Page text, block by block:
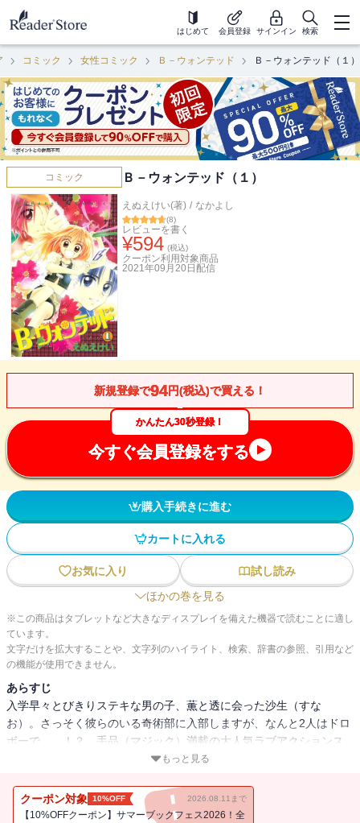
はじめて 会員登録 サインイン 検索
コミック 女性コミック Ｂ－ウォンテッド Ｂ－ウォンテッド（１）
コミック Ｂ－ウォンテッド（１）
えぬえけい(著) / なかよし
(8)
レビューを書く
¥594 (税込)
クーポン利用対象商品
2021年09月20日 配信
新規登録で94円(税込)で買える！
かんたん30秒登録！
今すぐ会員登録をする
購入手続きに進む
カートに入れる
お気に入り
試し読み
ほかの巻を見る
※この商品はタブレットなど大きなディスプレイを備えた機器で読むことに適し
ています。
文字だけを拡大することや、文字列のハイライト、検索、辞書の参照、引用など
の機能が使用できません。
あらすじ
入学早々とびきりステキな男の子、薫と透に会った沙生（すな
お）。さっそく彼らのいる奇術部に入部しますが、なんと2人はドロ
ボーで……！？ 手品（マジック）満載の大人気ラブアクションス
もっと見る
クーポン対象 10%OFF 2026.08.11まで
【10%OFFクーポン】サマーブックフェス2026！全